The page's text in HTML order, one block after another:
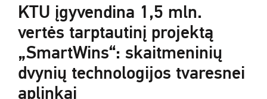
KTU įgyvendina 1,5 mln.
vertės tarptautinį projektą
„SmartWins“: skaitmeninių
dvynių technologijos tvaresnei
aplinkai